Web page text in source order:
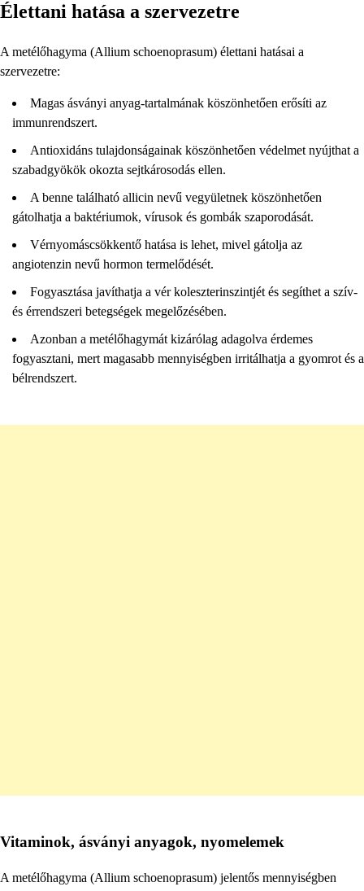
Élettani hatása a szervezetre
A metélőhagyma (Allium schoenoprasum) élettani hatásai a
szervezetre:
Magas ásványi anyag-tartalmának köszönhetően erősíti az
immunrendszert.
Antioxidáns tulajdonságainak köszönhetően védelmet nyújthat a
szabadgyökök okozta sejtkárosodás ellen.
A benne található allicin nevű vegyületnek köszönhetően
gátolhatja a baktériumok, vírusok és gombák szaporodását.
Vérnyomáscsökkentő hatása is lehet, mivel gátolja az
angiotenzin nevű hormon termelődését.
Fogyasztása javíthatja a vér koleszterinszintjét és segíthet a szív-
és érrendszeri betegségek megelőzésében.
Azonban a metélőhagymát kizárólag adagolva érdemes
fogyasztani, mert magasabb mennyiségben irritálhatja a gyomrot és a
bélrendszert.
Vitaminok, ásványi anyagok, nyomelemek
A metélőhagyma (Allium schoenoprasum) jelentős mennyiségben